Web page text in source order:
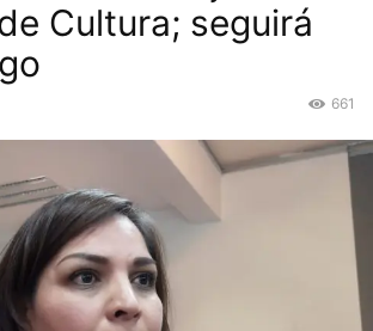
Cultura; seguirá
661